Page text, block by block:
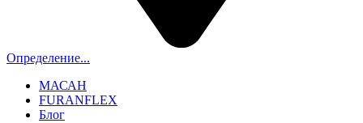
Определение...
МАСАН
FURANFLEX
Блог